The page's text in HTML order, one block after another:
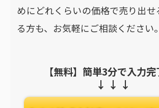
めにどれくらいの価格で売り出
る方も、お気軽にご相談ください。
【無料】簡単3分で入力完